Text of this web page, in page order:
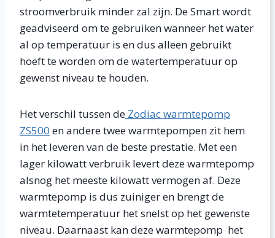
stroomverbruik minder zal zijn. De Smart wordt
geadviseerd om te gebruiken wanneer het water
al op temperatuur is en dus alleen gebruikt
hoeft te worden om de watertemperatuur op
gewenst niveau te houden.
Het verschil tussen de Zodiac warmtepomp
ZS500 en andere twee warmtepompen zit hem
in het leveren van de beste prestatie. Met een
lager kilowatt verbruik levert deze warmtepomp
alsnog het meeste kilowatt vermogen af. Deze
warmtepomp is dus zuiniger en brengt de
warmtetemperatuur het snelst op het gewenste
niveau. Daarnaast kan deze warmtepomp het